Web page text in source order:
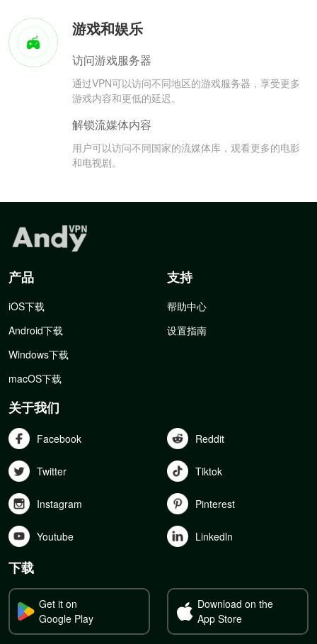
游戏和娱乐
访问游戏服务器
通过VPN可以访问不同地区的游戏服务器，享受更多
游戏内容和更低的延迟。
解锁流媒体内容
用户可以访问不同国家的流媒体库，观看更多的电影
和电视剧。
产品
iOS下载
Android下载
Windows下载
macOS下载
支持
帮助中心
设置指南
关于我们
Facebook Reddit
Twitter Tiktok
Instagram Pinterest
Youtube Linkedln
下载
Get it on
Google Play
Download on the
App Store